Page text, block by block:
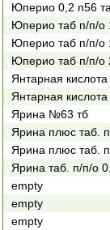
Юперио 0,2 n56
Юперио таб п/п/о
Юперио таб п/п/о
Юперио таб п/п/о
Янтарная
Янтарная
Ярина №63 тб
Ярина плюс таб.
Ярина плюс таб.
Ярина таб. п/п/о
empty
empty
empty